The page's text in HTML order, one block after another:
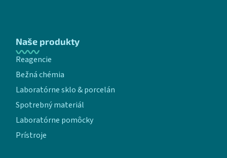
Naše produkty
Reagencie
Bežná chémia
Laboratórne sklo & porcelán
Spotrebný materiál
Laboratórne pomôcky
Prístroje